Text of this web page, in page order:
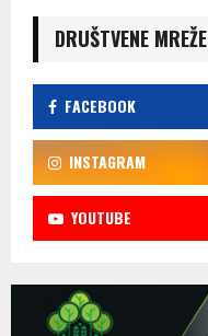
DRUŠTVENE MREŽE
FACEBOOK
INSTAGRAM
YOUTUBE